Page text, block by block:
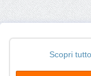
Scopri